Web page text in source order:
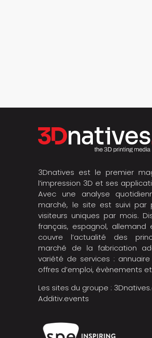
3Dnatives est le premier
l’impression 3D et ses
Avec une analyse
marché, le site est suivi par
visiteurs uniques par mois.
français, espagnol, allemand
couvre l’actualité des
marché de la fabrication
variété de services :
offres d’emploi, évènements
Les sites du groupe :
Additiv.events